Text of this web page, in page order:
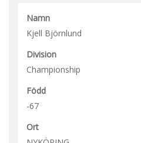
Namn
Kjell Björnlund
Division
Championship
Född
-67
Ort